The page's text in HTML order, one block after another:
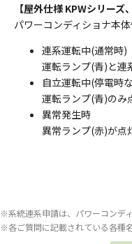
【屋外仕様 KPWシリーズ
パワーコンディショナ本
連系運転中(通常時)
運転ランプ(青)と連
自立運転中(停電時
運転ランプ(青)のみ
異常発生時
異常ランプ(赤)が点
※系統連系申請は、パワーコンデ
※各ご質問に記載されている各種